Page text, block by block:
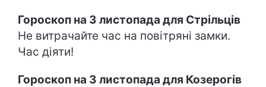
Гороскоп на 3 листопада для Стрільців
Не витрачайте час на повітряні замки.
Час діяти!
Гороскоп на 3 листопада для Козерогів